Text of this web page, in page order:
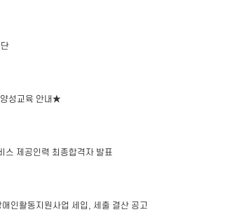
성교육 안내★
스 제공인력 최종합격자 발표
인활동지원사업 세입, 세출 결산 공고